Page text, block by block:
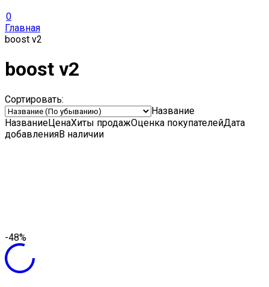
0
Главная
boost v2
boost v2
Сортировать:
Название
НазваниеЦенаХиты продажОценка покупателейДата
добавленияВ наличии
-48%